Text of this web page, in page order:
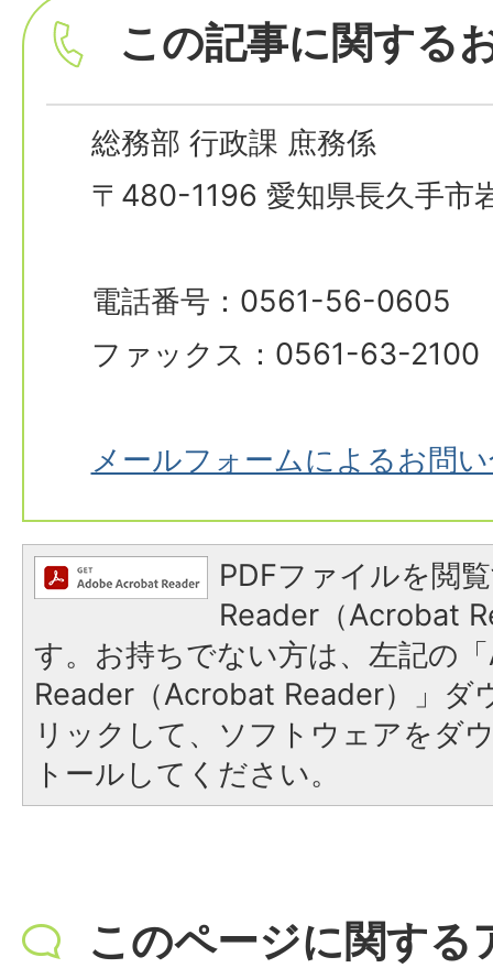
この記事に関する
総務部 行政課 庶務係
〒480-1196 愛知県長久手市
電話番号：0561-56-0605
ファックス：0561-63-2100
メールフォームによるお問
PDFファイルを閲
Reader（Acrobat
す。お持ちでない方は、左記の
Reader（Acrobat Reader）」ダ
リックして、ソフトウェアをダ
トールしてください。
このページに関する